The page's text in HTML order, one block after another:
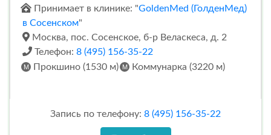
Принимает в клинике: "GoldenMed (ГолденМед)
в Сосенском"
Москва, пос. Сосенское, б-р Веласкеса, д. 2
Телефон: 8 (495) 156-35-22
Прокшино (1530 м)
Коммунарка (3220 м)
Запись по телефону: 8 (495) 156-35-22